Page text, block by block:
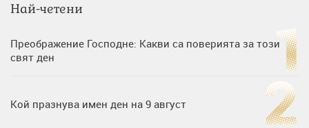
Най-четени
Преображение Господне: Какви са поверията за този
свят ден
Кой празнува имен ден на 9 август